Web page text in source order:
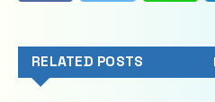
RELATED POSTS